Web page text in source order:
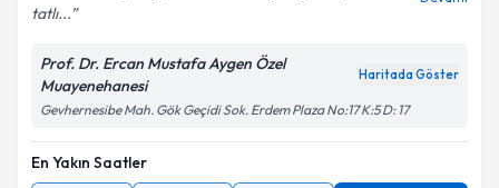
tatlı...
Prof. Dr. Ercan Mustafa Aygen Özel
Muayenehanesi
Haritada Göster
Gevhernesibe Mah. Gök Geçidi Sok. Erdem Plaza No:17 K:5 D: 17
En Yakın Saatler